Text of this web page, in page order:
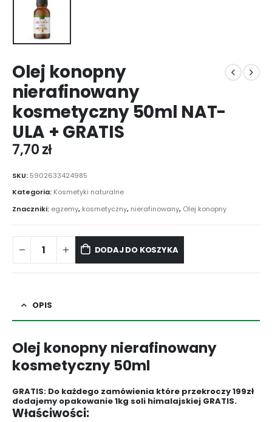
Olej konopny
nierafinowany
kosmetyczny 50ml NAT-
ULA + GRATIS
7,70zł
SKU: 5902633424985
Kategoria: Kosmetyki naturalne
Znaczniki: egzemy, kosmetyczny, nierafinowany, Olej konopny
DODAJ DO KOSZYKA
OPIS
Olej konopny nierafinowany
kosmetyczny 50ml
GRATIS: Do każdego zamówienia które przekroczy 199zł
dodajemy opakowanie 1kg soli himalajskiej GRATIS.
Właściwości: